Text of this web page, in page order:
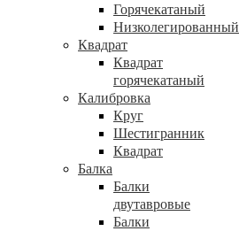
Горячекатаный
Низколегированный
Квадрат
Квадрат
горячекатаный
Калибровка
Круг
Шестигранник
Квадрат
Балка
Балки
двутавровые
Балки